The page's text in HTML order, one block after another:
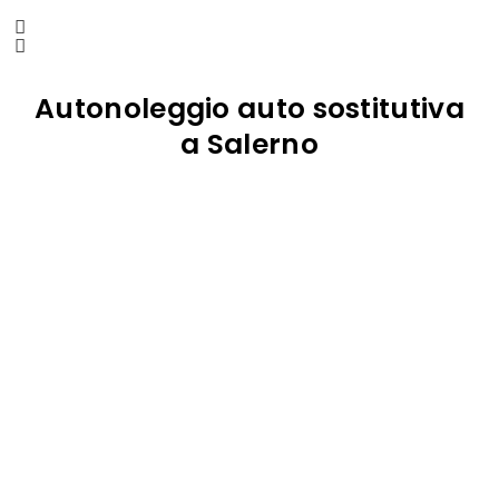
Autonoleggio auto sostitutiva
a Salerno